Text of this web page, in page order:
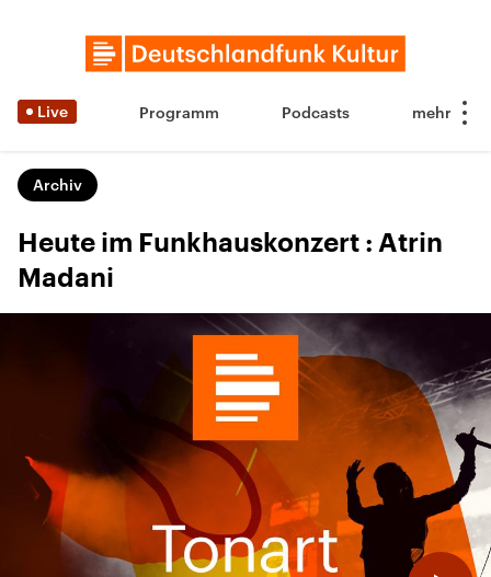
Live Programm Podcasts
Archiv
Heute im Funkhauskonzert : Atrin
Madani